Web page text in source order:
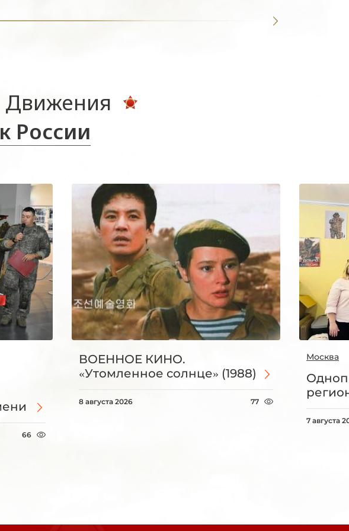
Движения
России
66
ВОЕННОЕ КИНО.
«Утомленное солнце» (1988)
8 августа 2026 77
Москва
7 августа